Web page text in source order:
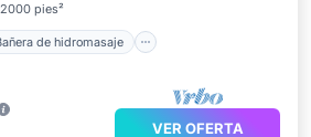
pies²
de hidromasaje
VER OFERTA